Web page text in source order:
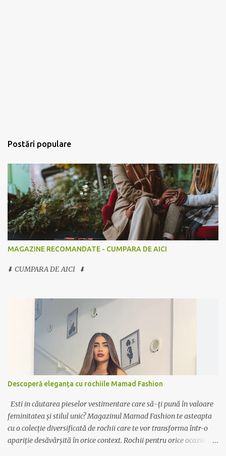
Postări populare
MAGAZINE RECOMANDATE - CUMPARA DE AICI
⬇️ CUMPARA DE AICI ⬇️
Descoperă eleganța cu rochiile Mamad Fashion
Esti in căutarea pieselor vestimentare care să-ți pună în valoare
feminitatea și stilul unic? Magazinul Mamad Fashion te asteapta
cu o colecție diversificată de rochii care te vor transforma într-o
apariție desăvârșită în orice context. Rochii pentru orice ocazie